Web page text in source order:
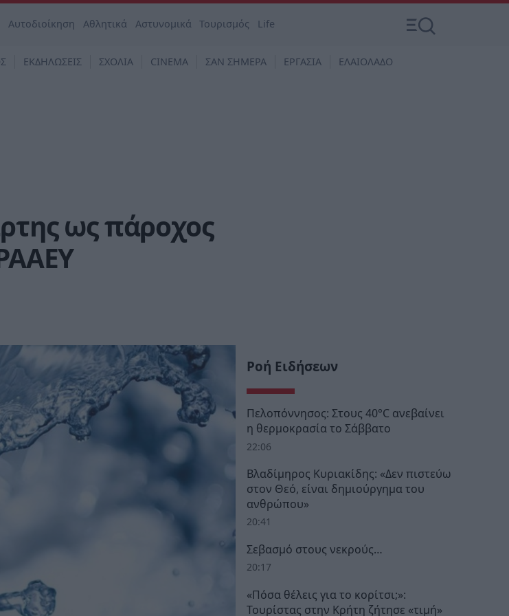
Αυτοδιοίκηση Αθλητικά Αστυνομικά Τουρισμός Life
ΕΚΔΗΛΩΣΕΙΣ ΣΧΟΛΙΑ CINEMA ΣΑΝ ΣΗΜΕΡΑ ΕΡΓΑΣΙΑ ΕΛΑΙΟΛΑΔΟ
ως πάροχος
Ροή Ειδήσεων
Πελοπόννησος: Στους 40°C ανεβαίνει
η θερμοκρασία το Σάββατο
22:06
Βλαδίμηρος Κυριακίδης: «Δεν πιστεύω
στον Θεό, είναι δημιούργημα του
ανθρώπου»
20:41
Σεβασμό στους νεκρούς…
20:17
«Πόσα θέλεις για το κορίτσι;»:
Τουρίστας στην Κρήτη ζήτησε «τιμή»